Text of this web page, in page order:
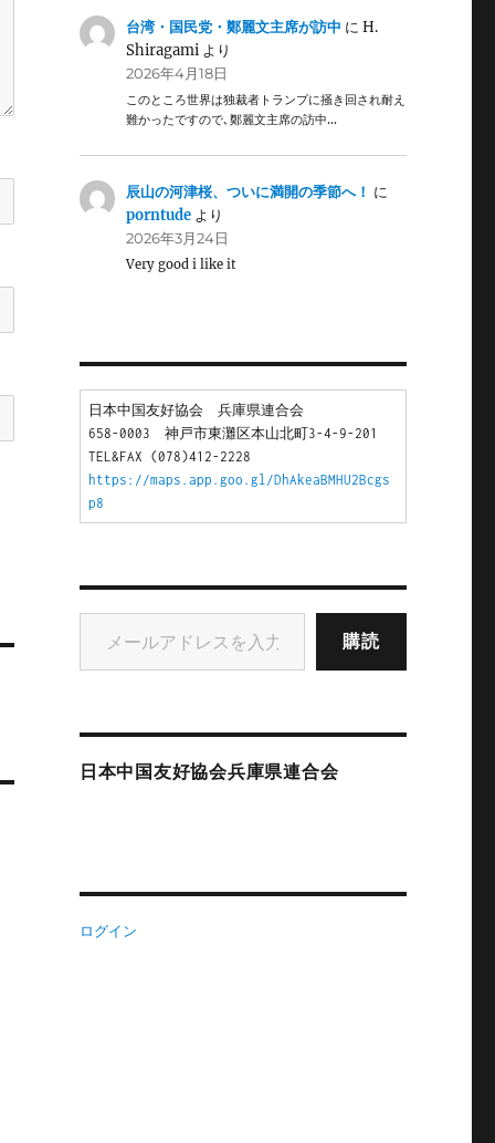
台湾・国民党・鄭麗文主席が訪中 にH.
Shiragami より
2026年4月18日
このところ世界は独裁者トランプに掻き回され耐え
難かったですので､鄭麗文主席の訪中…
辰山の河津桜、ついに満開の季節へ！ に
porntude より
2026年3月24日
Very good i like it
日本中国友好協会　兵庫県連合会
658-0003　神戸市東灘区本山北町3-4-9-201
TEL&FAX (078)412-2228
https://maps.app.goo.gl/DhAkeaBMHU2Bcgs
p8
メールアドレスを入力...
購読
日本中国友好協会兵庫県連合会
ログイン